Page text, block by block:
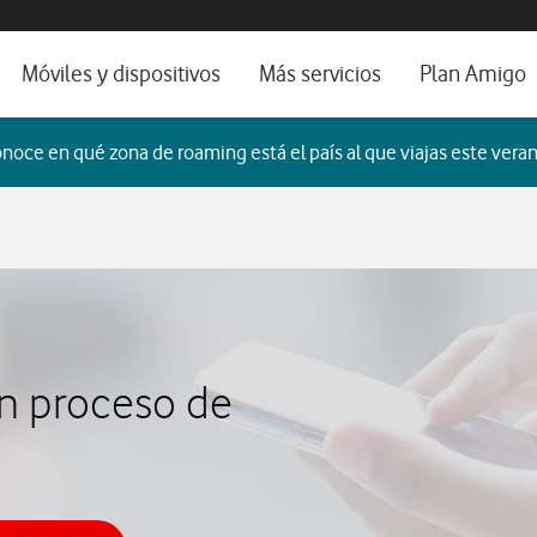
ayuda e idioma
5G
TV
Móviles y dispositivos
Imagen y Sonido
Más servicios
Alianza Vodafone e Iberdrola
Servicios avanzados
Plan Amigo
en qué zona de roaming está el país al que viajas este
proceso de